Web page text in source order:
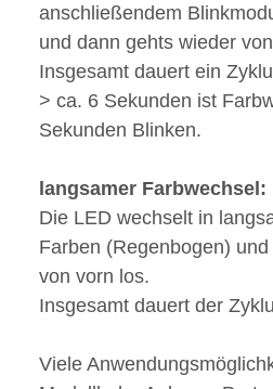
anschließendem
und dann gehts wieder
Insgesamt dauert ein
> ca. 6 Sekunden ist
Sekunden Blinken.
langsamer Farbwechsel:
Die LED wechselt in
Farben (Regenbogen)
von vorn los.
Insgesamt dauert der
Viele